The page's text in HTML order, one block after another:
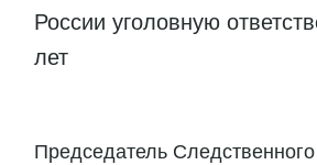
России уголовную
лет
Председатель Следственного